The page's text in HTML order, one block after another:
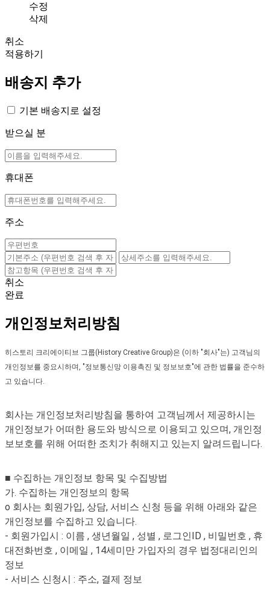
수정
삭제
취소
적용하기
배송지 추가
기본 배송지로 설정
받으실 분
휴대폰
주소
취소
완료
개인정보처리방침
히스토리 크리에이티브 그룹(History Creative Group)은 (이하 "회사"는) 고객님의
개인정보를 중요시하며, "정보통신망 이용촉진 및 정보보호"에 관한 법률을 준수하
고 있습니다.
회사는 개인정보처리방침을 통하여 고객님께서 제공하시는
개인정보가 어떠한 용도와 방식으로 이용되고 있으며, 개인정
보보호를 위해 어떠한 조치가 취해지고 있는지 알려드립니다.
■ 수집하는 개인정보 항목 및 수집방법
가. 수집하는 개인정보의 항목
o 회사는 회원가입, 상담, 서비스 신청 등을 위해 아래와 같은
개인정보를 수집하고 있습니다.
- 회원가입시 : 이름 , 생년월일 , 성별 , 로그인ID , 비밀번호 , 휴
대전화번호 , 이메일 , 14세미만 가입자의 경우 법정대리인의
정보
- 서비스 신청시 : 주소, 결제 정보